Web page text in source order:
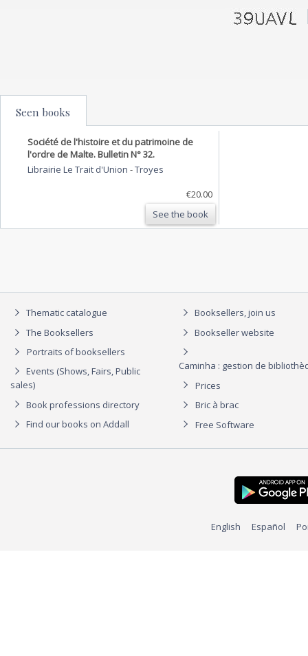
Seen books
Société de l'histoire et du patrimoine de
l'ordre de Malte. Bulletin N° 32.
Librairie Le Trait d'Union -Troyes
€20.00
See the book
Thematic catalogue
The Booksellers
Portraits of booksellers
Events (Shows, Fairs, Public
sales)
Book professions directory
Find our books on Addall
Booksellers, join us
Bookseller website
Caminha : gestion de
Prices
Bric à brac
Free Software
English Español